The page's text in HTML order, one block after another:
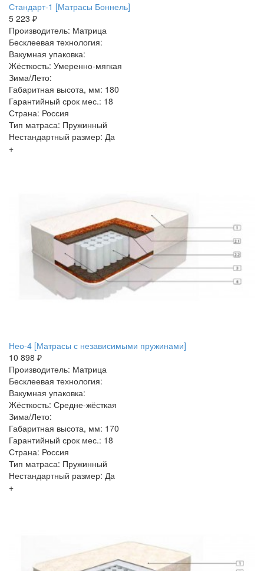
Стандарт-1 [Матрасы Боннель]
5 223 ₽
Производитель: Матрица
Бесклеевая технология:
Вакумная упаковка:
Жёсткость: Умеренно-мягкая
Зима/Лето:
Габаритная высота, мм: 180
Гарантийный срок мес.: 18
Страна: Россия
Тип матраса: Пружинный
Нестандартный размер: Да
+
Нео-4 [Матрасы с независимыми пружинами]
10 898 ₽
Производитель: Матрица
Бесклеевая технология:
Вакумная упаковка:
Жёсткость: Средне-жёсткая
Зима/Лето:
Габаритная высота, мм: 170
Гарантийный срок мес.: 18
Страна: Россия
Тип матраса: Пружинный
Нестандартный размер: Да
+